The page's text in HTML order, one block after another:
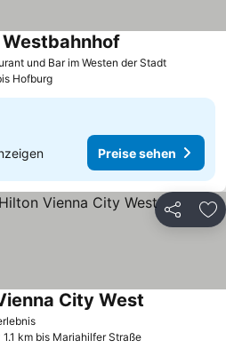
und Bar im Westen der StadtPreise
Hofburg
Preise sehen
Teilen
Preise sehen
City West
1.1 km bis Mariahilfer Straße